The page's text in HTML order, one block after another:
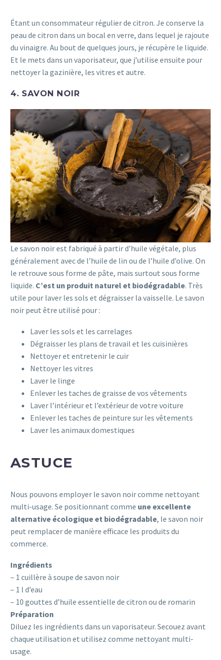
Étant un consommateur régulier de citron. Je conserve la
peau de citron dans un bocal en verre, dans lequel je rajoute
du vinaigre. Au bout de quelques jours, je récupère le liquide.
Et le mets dans un vaporisateur, que j’utilise ensuite pour
nettoyer la gazinière, les vitres et autre.
4. SAVON NOIR
Le savon noir est fabriqué à partir d’huile végétale, plus
généralement avec de l’huile de lin ou de l’huile d’olive. On
le retrouve sous forme de pâte, mais surtout sous forme
liquide. C’est un produit naturel et biodégradable. Très
utile pour laver les sols et dégraisser la vaisselle. Le savon
noir peut être utilisé pour :
Laver les sols et les carrelages
Dégraisser les plans de travail et les cuisinières
Nettoyer et entretenir le cuir
Nettoyer les vitres
Laver le linge
Enlever les taches de graisse de vos vêtements
Laver l’intérieur et l’extérieur de votre voiture
Enlever les taches de peinture sur les vêtements
Laver les animaux domestiques
ASTUCE
Nous pouvons employer le savon noir comme nettoyant
multi-usage. Se positionnant comme une excellente
alternative écologique et biodégradable, le savon noir
peut remplacer de manière efficace les produits du
commerce.
Ingrédients
– 1 cuillère à soupe de savon noir
– 1 l d’eau
– 10 gouttes d’huile essentielle de citron ou de romarin
Préparation
Diluez les ingrédients dans un vaporisateur. Secouez avant
chaque utilisation et utilisez comme nettoyant multi-
usage.